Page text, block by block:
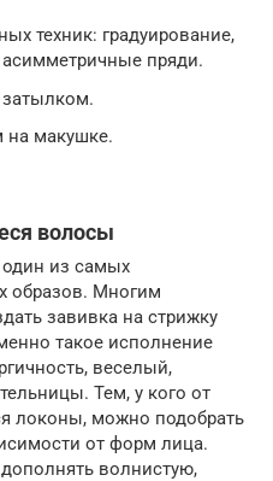
техник: градуирование,
пряди.
на макушке.
волосы
из самых
образов. Многим
завивка на стрижку
такое исполнение
веселый,
Тем, у кого от
локоны, можно подобрать
от форм лица.
волнистую,